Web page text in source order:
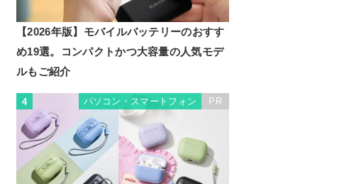
【2026年版】モバイルバッテリーのおすす
め19選。コンパクトかつ大容量の人気モデ
ルもご紹介
4 パソコン・スマートフォン PR